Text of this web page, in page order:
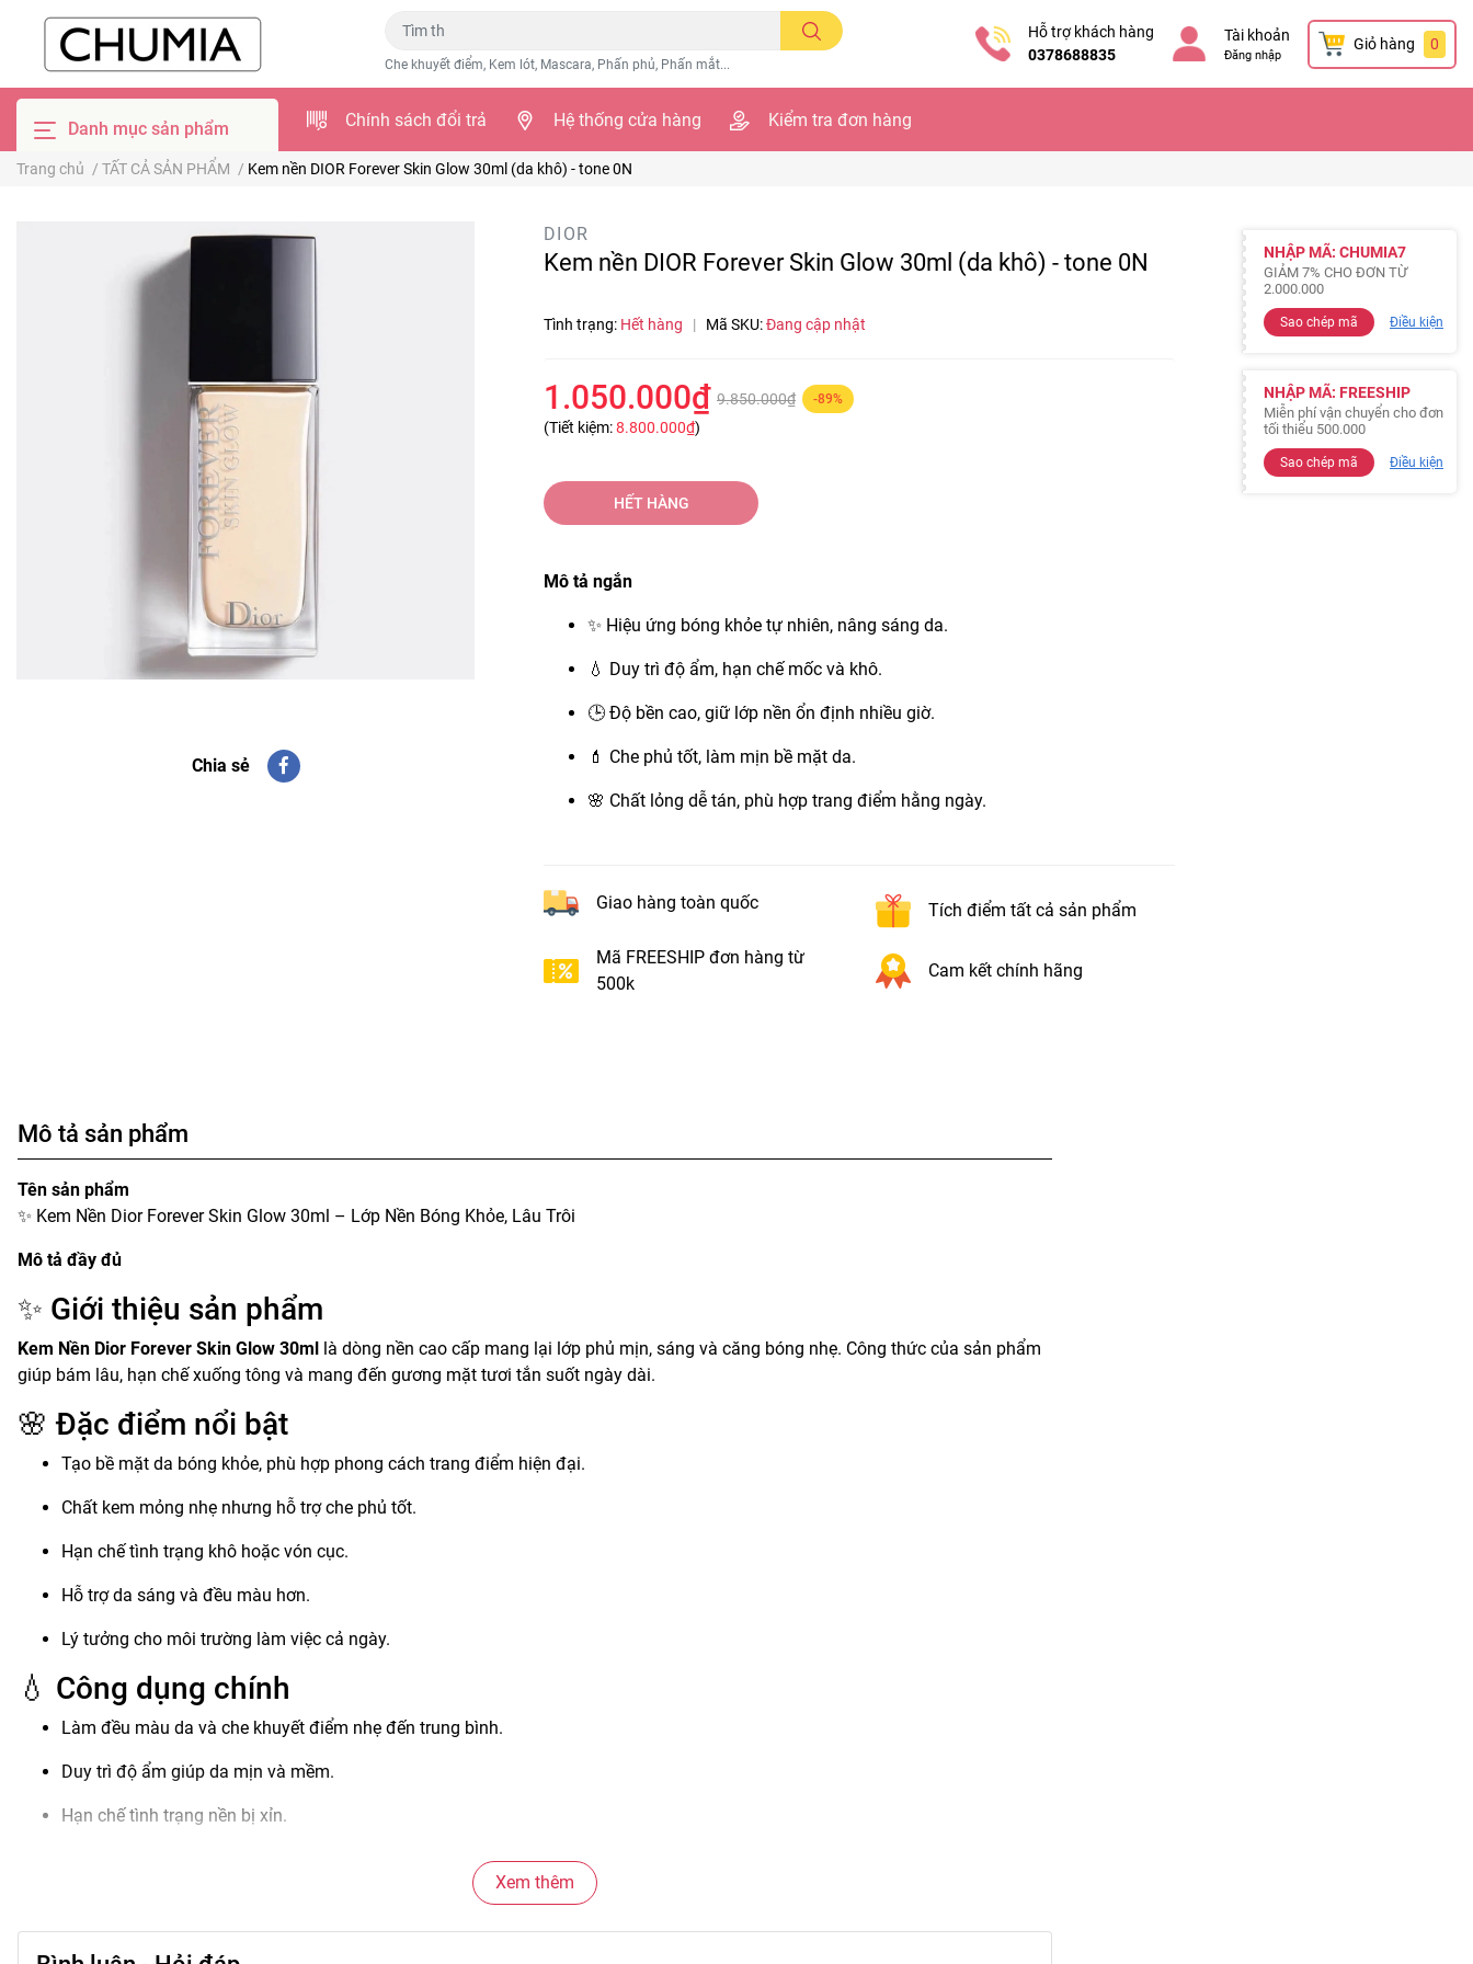
Che khuyết điểm, Kem lót, Mascara, Phấn phủ, Phấn mắt...
Hỗ trợ khách hàng
0378688835
Tài khoản
Đăng nhập
Giỏ hàng 0
Danh mục sản phẩm Chính sách đổi trả Hệ thống cửa hàng Kiểm tra đơn hàng
Trang chủ / TẤT CẢ SẢN PHẨM / Kem nền DIOR Forever Skin Glow 30ml (da khô) - tone 0N
Chia sẻ
DIOR
Kem nền DIOR Forever Skin Glow 30ml (da khô) - tone 0N
Tình trạng: Hết hàng | Mã SKU:Đang cập nhật
1.050.000₫ 9.850.000₫ -89%
(Tiết kiệm:8.800.000₫)
HẾT HÀNG
Mô tả ngắn
✨ Hiệu ứng bóng khỏe tự nhiên, nâng sáng da.
💧 Duy trì độ ẩm, hạn chế mốc và khô.
🕒 Độ bền cao, giữ lớp nền ổn định nhiều giờ.
💄 Che phủ tốt, làm mịn bề mặt da.
🌸 Chất lỏng dễ tán, phù hợp trang điểm hằng ngày.
Giao hàng toàn quốc Tích điểm tất cả sản phẩm
Mã FREESHIP đơn hàng từ
500k
Cam kết chính hãng
NHẬP MÃ: CHUMIA7
GIẢM 7% CHO ĐƠN TỪ
2.000.000
Sao chép mã Điều kiện
NHẬP MÃ: FREESHIP
Miễn phí vận chuyển cho đơn
tối thiểu 500.000
Sao chép mã Điều kiện
Mô tả sản phẩm
Tên sản phẩm
✨ Kem Nền Dior Forever Skin Glow 30ml – Lớp Nền Bóng Khỏe, Lâu Trôi
Mô tả đầy đủ
✨ Giới thiệu sản phẩm
Kem Nền Dior Forever Skin Glow 30ml là dòng nền cao cấp mang lại lớp phủ mịn, sáng và căng bóng nhẹ. Công thức của sản phẩm
giúp bám lâu, hạn chế xuống tông và mang đến gương mặt tươi tắn suốt ngày dài.
🌸 Đặc điểm nổi bật
Tạo bề mặt da bóng khỏe, phù hợp phong cách trang điểm hiện đại.
Chất kem mỏng nhẹ nhưng hỗ trợ che phủ tốt.
Hạn chế tình trạng khô hoặc vón cục.
Hỗ trợ da sáng và đều màu hơn.
Lý tưởng cho môi trường làm việc cả ngày.
💧 Công dụng chính
Làm đều màu da và che khuyết điểm nhẹ đến trung bình.
Duy trì độ ẩm giúp da mịn và mềm.
Hạn chế tình trạng nền bị xỉn.
💄 Hướng dẫn sử dụng
Xem thêm